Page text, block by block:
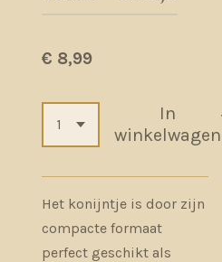
€ 8,99
In
winkelwagen
Het konijntje is door zijn
compacte formaat
perfect geschikt als